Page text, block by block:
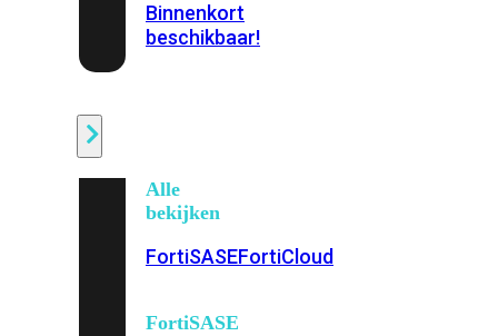
Binnenkort
beschikbaar!
Alle
bekijken
FortiSASEFortiCloud
FortiSASE